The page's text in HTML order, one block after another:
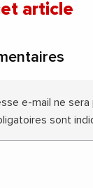
article
e-mail ne sera
sont